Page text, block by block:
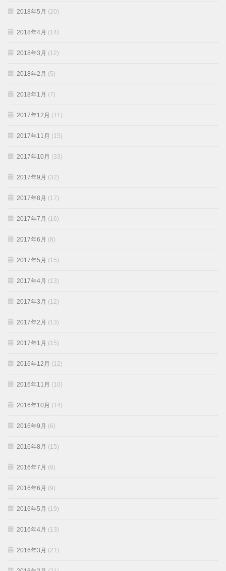
2018年5月 (20)
2018年4月 (14)
2018年3月 (12)
2018年2月 (5)
2018年1月 (7)
2017年12月 (11)
2017年11月 (15)
2017年10月 (33)
2017年9月 (32)
2017年8月 (17)
2017年7月 (16)
2017年6月 (8)
2017年5月 (15)
2017年4月 (13)
2017年3月 (12)
2017年2月 (13)
2017年1月 (15)
2016年12月 (12)
2016年11月 (10)
2016年10月 (14)
2016年9月 (6)
2016年8月 (15)
2016年7月 (8)
2016年6月 (9)
2016年5月 (19)
2016年4月 (13)
2016年3月 (21)